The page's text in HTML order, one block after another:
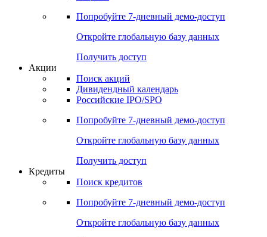
Cbonds Pages
Опросы
Попробуйте7-дневный
Откройте глобальную базу данных
Получить доступ
Поиск акций
Российские IPO/SPO
Попробуйте7-дневный
Откройте глобальную базу данных
Получить доступ
Поиск кредитов